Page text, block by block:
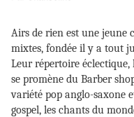
Airs de rien est une jeune
mixtes, fondée il y a tout
Leur répertoire
se promène du Barber
variété pop anglo-saxone
gospel, les chants du